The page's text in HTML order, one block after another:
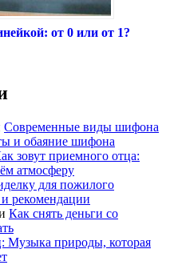
от 0 или от 1?
Современные виды шифона
и обаяние шифона
зовут приемного отца:
атмосферу
для пожилого
рекомендации
Как снять деньги со
Музыка природы, которая